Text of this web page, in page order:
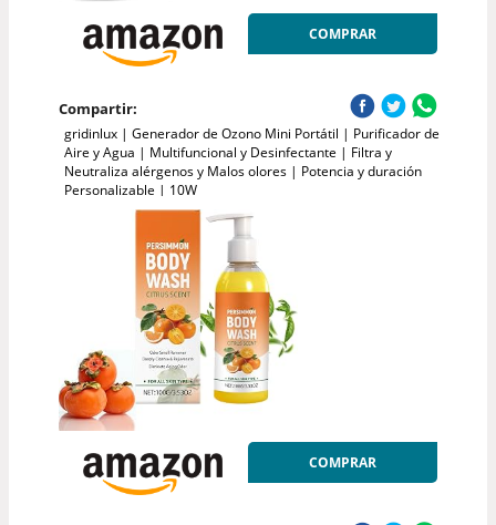
COMPRAR
Compartir:
gridinlux | Generador de Ozono Mini Portátil | Purificador de
Aire y Agua | Multifuncional y Desinfectante | Filtra y
Neutraliza alérgenos y Malos olores | Potencia y duración
Personalizable | 10W
COMPRAR